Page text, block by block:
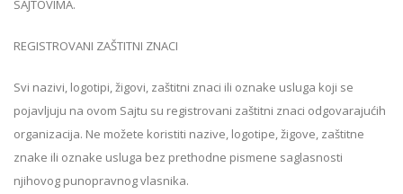
SAJTOVIMA.
REGISTROVANI ZAŠTITNI ZNACI
Svi nazivi, logotipi, žigovi, zaštitni znaci ili oznake usluga koji se
pojavljuju na ovom Sajtu su registrovani zaštitni znaci odgovarajućih
organizacija. Ne možete koristiti nazive, logotipe, žigove, zaštitne
znake ili oznake usluga bez prethodne pismene saglasnosti
njihovog punopravnog vlasnika.